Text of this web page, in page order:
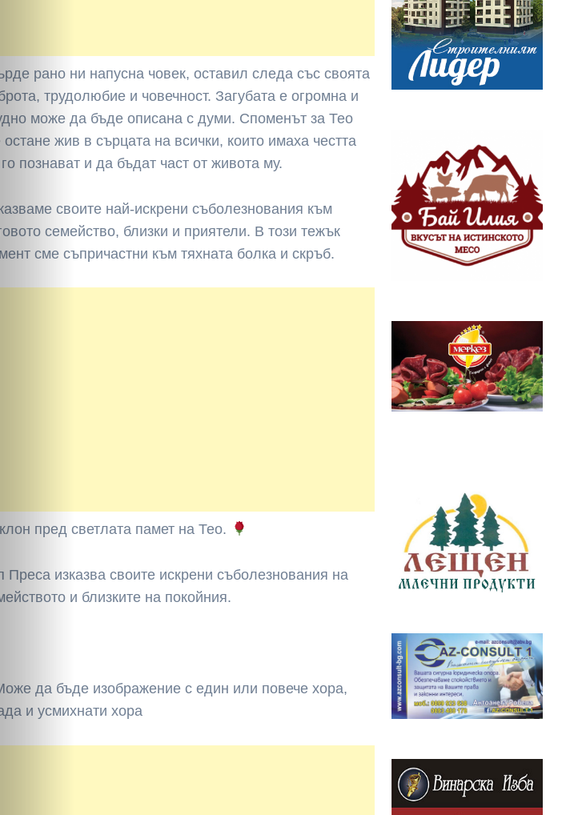
рано ни напусна човек, оставил следа със своята
трудолюбие и човечност. Загубата е огромна и
може да бъде описана с думи. Споменът за Тео
жив в сърцата на всички, които имаха честта
познават и да бъдат част от живота му.
своите най-искрени съболезнования към
семейство, близки и приятели. В този тежък
сме съпричастни към тяхната болка и скръб.
пред светлата памет на Тео.
Преса изказва своите искрени съболезнования на
и близките на покойния.